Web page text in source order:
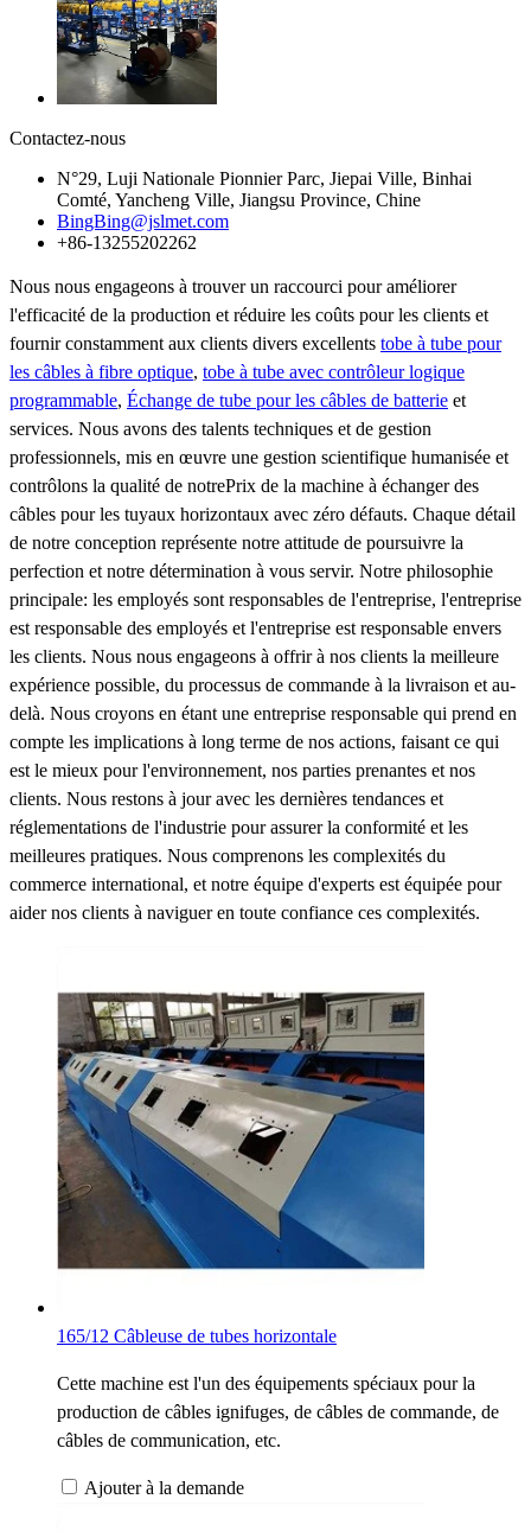
Contactez-nous
N°29, Luji Nationale Pionnier Parc, Jiepai Ville, Binhai
Comté, Yancheng Ville, Jiangsu Province, Chine
BingBing@jslmet.com
+86-13255202262
Nous nous engageons à trouver un raccourci pour améliorer
l'efficacité de la production et réduire les coûts pour les clients et
fournir constamment aux clients divers excellents tobe à tube pour
les câbles à fibre optique, tobe à tube avec contrôleur logique
programmable, Échange de tube pour les câbles de batterie et
services. Nous avons des talents techniques et de gestion
professionnels, mis en œuvre une gestion scientifique humanisée et
contrôlons la qualité de notrePrix ​​de la machine à échanger des
câbles pour les tuyaux horizontaux avec zéro défauts. Chaque détail
de notre conception représente notre attitude de poursuivre la
perfection et notre détermination à vous servir. Notre philosophie
principale: les employés sont responsables de l'entreprise, l'entreprise
est responsable des employés et l'entreprise est responsable envers
les clients. Nous nous engageons à offrir à nos clients la meilleure
expérience possible, du processus de commande à la livraison et au-
delà. Nous croyons en étant une entreprise responsable qui prend en
compte les implications à long terme de nos actions, faisant ce qui
est le mieux pour l'environnement, nos parties prenantes et nos
clients. Nous restons à jour avec les dernières tendances et
réglementations de l'industrie pour assurer la conformité et les
meilleures pratiques. Nous comprenons les complexités du
commerce international, et notre équipe d'experts est équipée pour
aider nos clients à naviguer en toute confiance ces complexités.
165/12 Câbleuse de tubes horizontale
Cette machine est l'un des équipements spéciaux pour la
production de câbles ignifuges, de câbles de commande, de
câbles de communication, etc.
Ajouter à la demande